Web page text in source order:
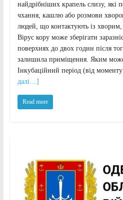
найдрібніших крапель слизу, які
чхання, кашлю або розмови
людей, що контактують із хворим,
Вірус кору може зберігати
поверхнях до двох годин після
залишила приміщення. Яким може
Інкубаційний період (від
далі…]
Read more